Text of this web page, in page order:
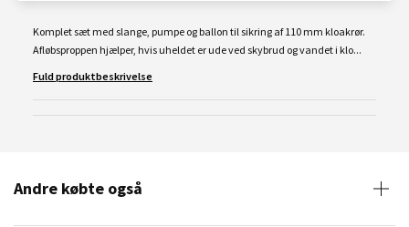
Komplet sæt med slange, pumpe og ballon til sikring af 110 mm kloakrør.
Afløbsproppen hjælper, hvis uheldet er ude ved skybrud og vandet i klo...
Fuld produktbeskrivelse
Andre købte også